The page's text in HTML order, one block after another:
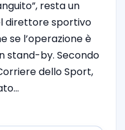
resta un
direttore sportivo
se l’operazione è
stand-by. Secondo
dello Sport,